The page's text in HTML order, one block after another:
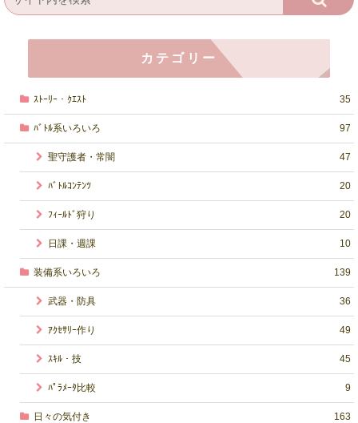
カテゴリー
ｽﾄｰﾘｰ・ｸｴｽﾄ 35
ﾊﾞﾄﾙ系いろいろ 97
聖守護者・常闇 47
ﾊﾞﾄﾙｺﾝﾃﾝﾂ 20
ﾌｨｰﾙﾄﾞ狩り 20
日課・週課 10
装備系いろいろ 139
武器・防具 36
ｱｸｾｻﾘｰ作り 49
ｽｷﾙ・技 45
ﾊﾟﾗﾒｰﾀ比較 9
日々の気付き 163